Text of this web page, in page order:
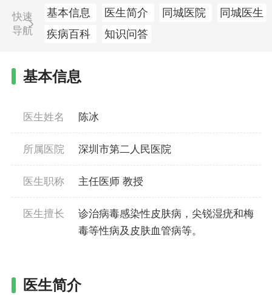
快速
导航
基本信息 医生简介 同城医院
同城医生
疾病百科
知识问答
基本信息
医生姓名 陈冰
所属医院 深圳市第二人民医院
医生职称 主任医师 教授
医生擅长
诊治病毒感染性皮肤病，尖锐湿疣和梅
毒等性病及皮肤血管病等。
医生简介